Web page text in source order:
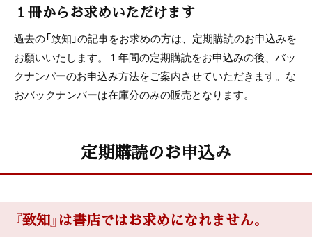
１冊からお求めいただけます
過去の「致知」の記事をお求めの方は、定期購読のお申込みを
お願いいたします。１年間の定期購読をお申込みの後、バッ
クナンバーのお申込み方法をご案内させていただきます。な
おバックナンバーは在庫分のみの販売となります。
定期購読のお申込み
『致知』は書店ではお求めになれません。